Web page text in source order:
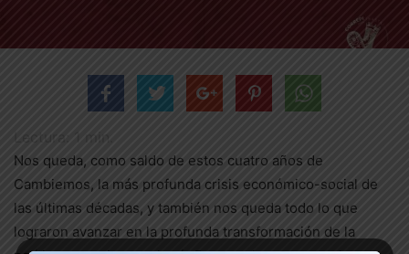
Nos queda, como saldo de estos cuatro años de
Cambiemos, la más profunda crisis económico-social de
las últimas décadas, y también nos queda todo lo que
lograron avanzar en la profunda transformación de la